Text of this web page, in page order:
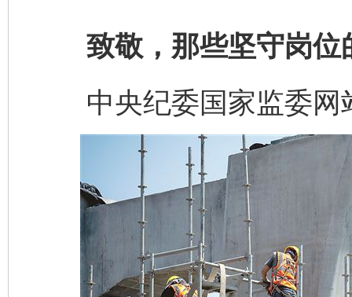
致敬，那些坚守岗位
中央纪委国家监委网